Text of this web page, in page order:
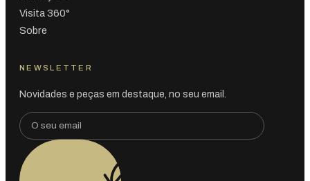
Visita 360°
Sobre
NEWSLETTER
Novidades e peças em destaque, no seu email.